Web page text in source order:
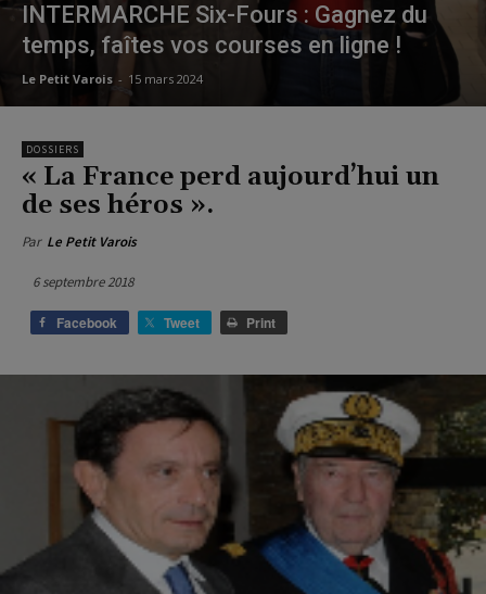
INTERMARCHE Six-Fours : Gagnez du
temps, faîtes vos courses en ligne !
Le Petit Varois - 15 mars 2024
DOSSIERS
« La France perd aujourd’hui un
de ses héros ».
Par Le Petit Varois
6 septembre 2018
Facebook Tweet Print